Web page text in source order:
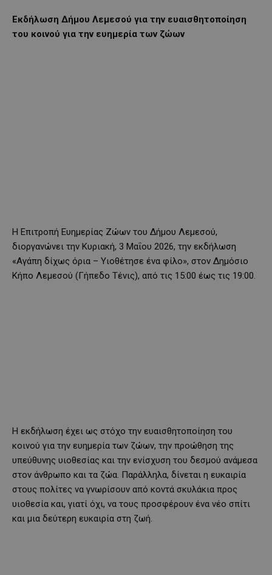
Εκδήλωση Δήμου Λεμεσού για την ευαισθητοποίηση
του κοινού για την ευημερία των ζώων
Η Επιτροπή Ευημερίας Ζώων του Δήμου Λεμεσού,
διοργανώνει την Κυριακή, 3 Μαΐου 2026, την εκδήλωση
«Αγάπη δίχως όρια – Υιοθέτησε ένα φίλο», στον Δημόσιο
Κήπο Λεμεσού (Γήπεδο Τένις), από τις 15:00 έως τις 19:00.
Η εκδήλωση έχει ως στόχο την ευαισθητοποίηση του
κοινού για την ευημερία των ζώων, την προώθηση της
υπεύθυνης υιοθεσίας και την ενίσχυση του δεσμού ανάμεσα
στον άνθρωπο και τα ζώα. Παράλληλα, δίνεται η ευκαιρία
στους πολίτες να γνωρίσουν από κοντά σκυλάκια προς
υιοθεσία και, γιατί όχι, να τους προσφέρουν ένα νέο σπίτι
και μια δεύτερη ευκαιρία στη ζωή.